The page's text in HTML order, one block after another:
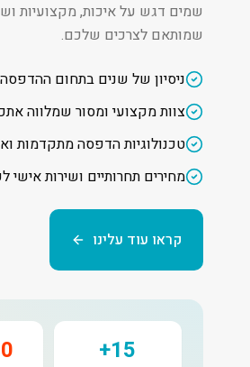
שמים דגש על איכות, מקצועיות
שמותאם לצרכים שלכם.
ניסיון של שנים בתחום ההדפסה
צוות מקצועי ומסור שמלווה
טכנולוגיות הדפסה מתקדמות
מחירים תחרותיים ושירות אישי
קראו עוד עלינו
15+